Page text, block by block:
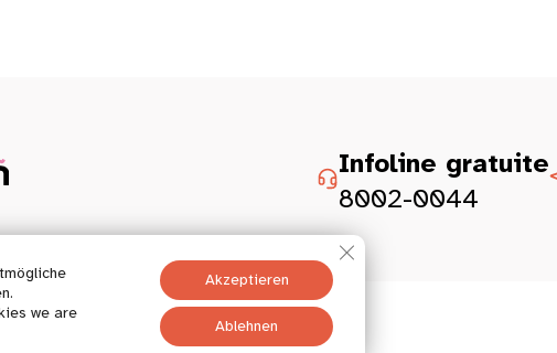
Infoline gratuite
8002-0044
we are
Akzeptieren
Ablehnen
GDPR Cookie-Banner schließen